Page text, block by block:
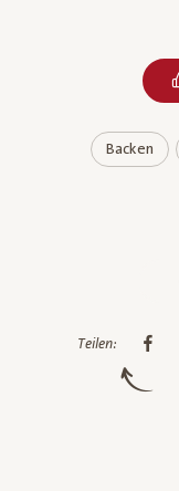
Backen
Teilen: